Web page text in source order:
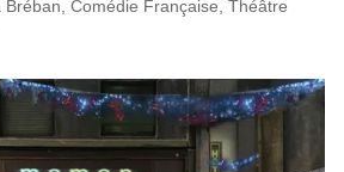
Bréban, Comédie Française, Théâtre